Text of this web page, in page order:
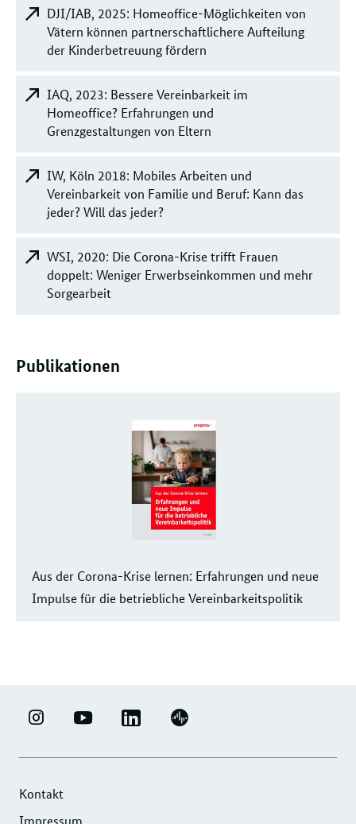
DJI/IAB, 2025: Homeoffice-Möglichkeiten von
Vätern können partnerschaftlichere Aufteilung
der Kinderbetreuung fördern
IAQ, 2023: Bessere Vereinbarkeit im
Homeoffice? Erfahrungen und
Grenzgestaltungen von Eltern
IW, Köln 2018: Mobiles Arbeiten und
Vereinbarkeit von Familie und Beruf: Kann das
jeder? Will das jeder?
WSI, 2020: Die Corona-Krise trifft Frauen
doppelt: Weniger Erwerbseinkommen und mehr
Sorgearbeit
Publikationen
Aus der Corona-Krise lernen: Erfahrungen und neue
Impulse für die betriebliche Vereinbarkeitspolitik
ERFOLGSFAKTOR
INSTAGRAM
YOUTUBE LINKEDIN
UNTERNEHMENSNETZWERK
PODIGEE
Kontakt